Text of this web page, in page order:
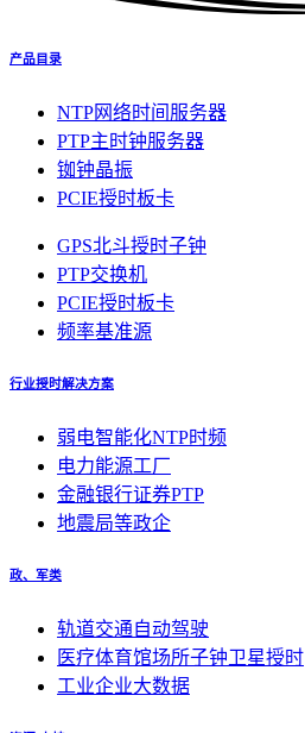
产品目录
NTP网络时间服务器
PTP主时钟服务器
铷钟晶振
PCIE授时板卡
GPS北斗授时子钟
PTP交换机
PCIE授时板卡
频率基准源
行业授时解决方案
弱电智能化NTP时频
电力能源工厂
金融银行证券PTP
地震局等政企
政、军类
轨道交通自动驾驶
医疗体育馆场所子钟卫星授时
工业企业大数据